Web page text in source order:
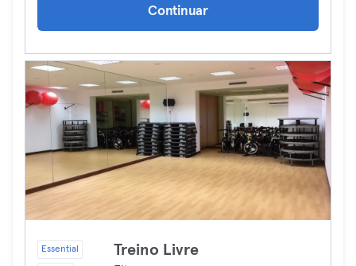
Continuar
Essential Treino Livre